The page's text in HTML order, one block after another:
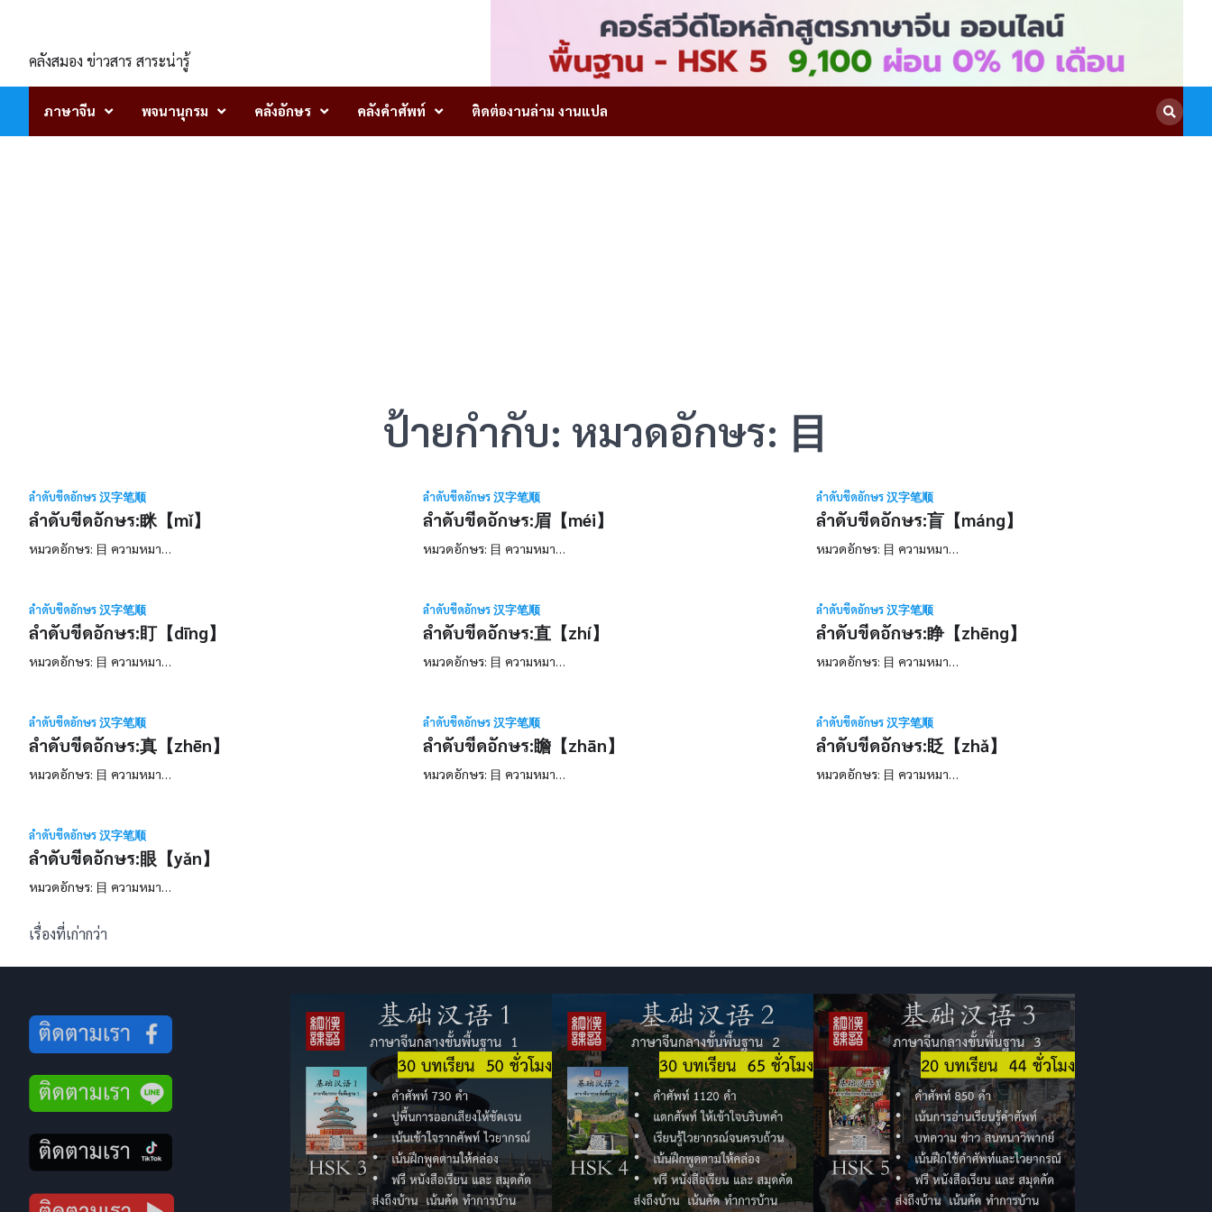
contentคลังสมอง ข่าวสาร สาระน่ารู้
ภาษาจีน พจนานุกรม คลังอักษร คลังคำศัพท์ ติดต่องานล่าม งานแปล
ป้ายกำกับ: หมวดอักษร: 目
ลำดับขีดอักษร 汉字笔顺
ลำดับขีดอักษร:眯【mǐ】
หมวดอักษร: 目 ความหมา…
ลำดับขีดอักษร 汉字笔顺
ลำดับขีดอักษร:眉【méi】
หมวดอักษร: 目 ความหมา…
ลำดับขีดอักษร 汉字笔顺
ลำดับขีดอักษร:盲【máng】
หมวดอักษร: 目 ความหมา…
ลำดับขีดอักษร 汉字笔顺
ลำดับขีดอักษร:盯【dīng】
หมวดอักษร: 目 ความหมา…
ลำดับขีดอักษร 汉字笔顺
ลำดับขีดอักษร:直【zhí】
หมวดอักษร: 目 ความหมา…
ลำดับขีดอักษร 汉字笔顺
ลำดับขีดอักษร:睁【zhēng】
หมวดอักษร: 目 ความหมา…
ลำดับขีดอักษร 汉字笔顺
ลำดับขีดอักษร:真【zhēn】
หมวดอักษร: 目 ความหมา…
ลำดับขีดอักษร 汉字笔顺
ลำดับขีดอักษร:瞻【zhān】
หมวดอักษร: 目 ความหมา…
ลำดับขีดอักษร 汉字笔顺
ลำดับขีดอักษร:眨【zhǎ】
หมวดอักษร: 目 ความหมา…
ลำดับขีดอักษร 汉字笔顺
ลำดับขีดอักษร:眼【yǎn】
หมวดอักษร: 目 ความหมา…
แนะแนว
เรื่อง
เรื่องที่เก่ากว่า